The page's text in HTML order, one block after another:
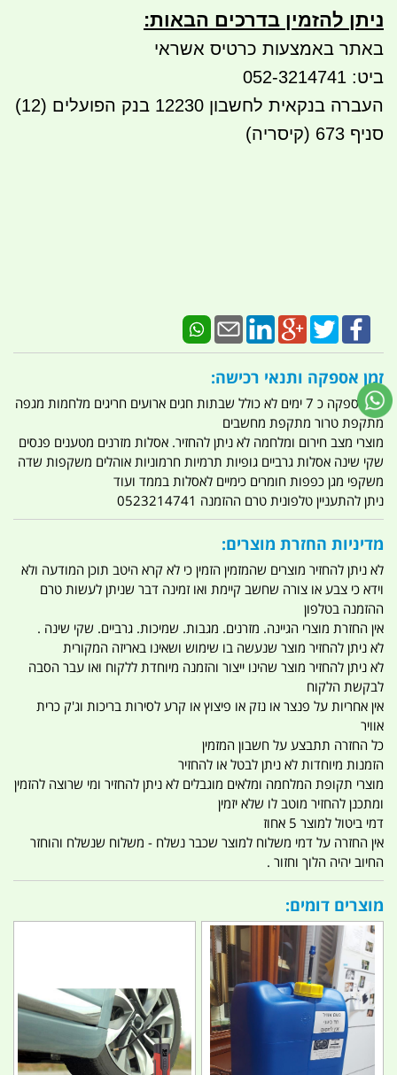
ניתן להזמין בדרכים הבאות:​​
באתר באמצעות כרטיס אשראי
ביט: 052-3214741
העברה בנקאית לחשבון 12230 בנק הפועלים (12)
סניף 673 (קיסריה)
זמן אספקה ותנאי רכישה:
זמן אספקה כ 7 ימים לא כולל שבתות חגים ארועים חריגים מלחמות מגפה
מתקפת טרור מתקפת מחשבים
מוצרי מצב חירום ומלחמה לא ניתן להחזיר. אסלות מזרנים מטענים פנסים
שקי שינה אסלות גרביים גופיות תרמיות חרמוניות אוהלים משקפות שדה
משקפי מגן כפפות חומרים כימיים לאסלות בממד ועוד
ניתן להתעניין טלפונית טרם ההזמנה 0523214741
מדיניות החזרת מוצרים:
לא ניתן להחזיר מוצרים שהמזמין הזמין כי לא קרא היטב תוכן המודעה ולא
וידא כי צבע או צורה שחשב קיימת ואו זמינה דבר שניתן לעשות טרם
ההזמנה בטלפון
אין החזרת מוצרי הגיינה. מזרנים. מגבות. שמיכות. גרביים. שקי שינה .
לא ניתן להחזיר מוצר שנעשה בו שימוש ושאינו באריזה המקורית
לא ניתן להחזיר מוצר שהינו ייצור והזמנה מיוחדת ללקוח ואו עבר הסבה
לבקשת הלקוח
אין אחריות על פנצר או נזק או פיצוץ או קרע לסירות בריכות וג'ק כרית
אוויר
כל החזרה תתבצע על חשבון המזמין
הזמנות מיוחדות לא ניתן לבטל או להחזיר
מוצרי תקופת המלחמה ומלאים מוגבלים לא ניתן להחזיר ומי שרוצה להזמין
ומתכנן להחזיר מוטב לו שלא יזמין
דמי ביטול למוצר 5 אחוז
אין החזרה על דמי משלוח למוצר שכבר נשלח - משלוח שנשלח והוחזר
החיוב יהיה הלוך וחזור .
מוצרים דומים: